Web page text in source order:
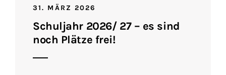
31. MÄRZ 2026
Schuljahr 2026/ 27 – es sind
noch Plätze frei!